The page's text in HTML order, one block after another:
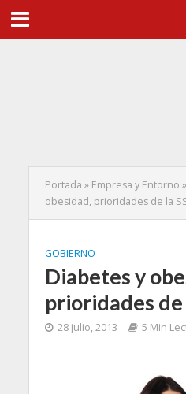
Portada » Empresa y Entorno »
obesidad, prioridades de la
GOBIERNO
Diabetes y
prioridades de
28 julio, 2013 5 Min